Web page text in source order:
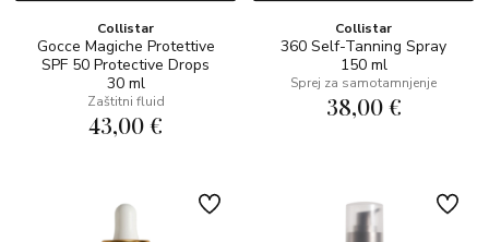
Collistar
Gocce Magiche Protettive
SPF 50 Protective Drops
30 ml
Zaštitni fluid
43,00 €
Collistar
360 Self-Tanning Spray
150 ml
Sprej za samotamnjenje
38,00 €